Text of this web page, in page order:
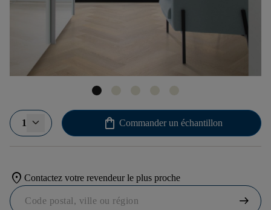
1 shopping_bag Commander un échantillon
location_on Contactez votre revendeur le plus proche
arrow_right_alt